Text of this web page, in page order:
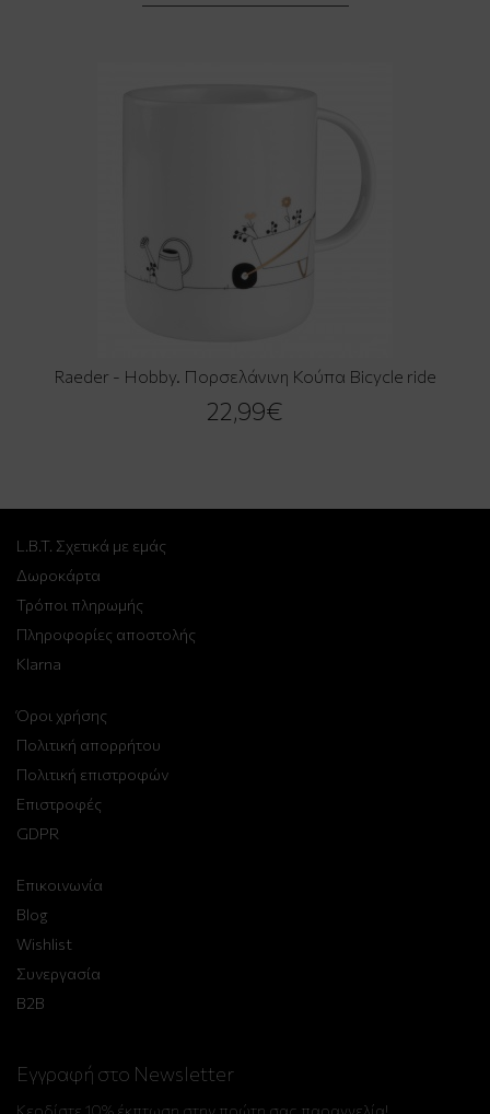
Raeder - Hobby. Πορσελάνινη Κούπα Bicycle ride
22,99€
L.B.T. Σχετικά με εμάς
Δωροκάρτα
Τρόποι πληρωμής
Πληροφορίες αποστολής
Klarna
Όροι χρήσης
Πολιτική απορρήτου
Πολιτική επιστροφών
Επιστροφές
GDPR
Επικοινωνία
Blog
Wishlist
Συνεργασία
B2B
Εγγραφή στο Newsletter
Κερδίστε 10% έκπτωση στην πρώτη σας παραγγελία!